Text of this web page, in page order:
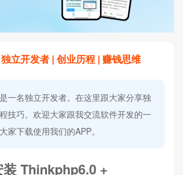
立开发者 | 创业历程 | 赚钱思维
一名独立开发者。在这里跟大家分享独
技巧。欢迎大家跟我交流软件开发的一
家下载使用我们的APP。
Thinkphp6.0 +